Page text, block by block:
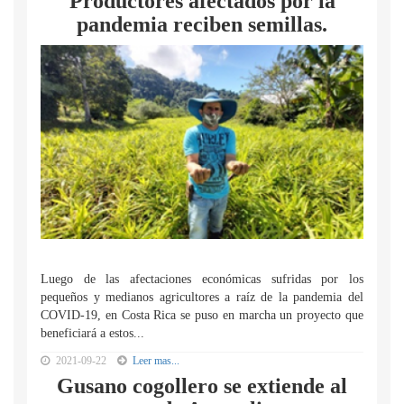
pandemia reciben semillas.
Luego de las afectaciones económicas sufridas por los
pequeños y medianos agricultores a raíz de la pandemia del
COVID-19, en Costa Rica se puso en marcha un proyecto que
beneficiará a estos...
2021-09-22 Leer mas...
Gusano cogollero se extiende al